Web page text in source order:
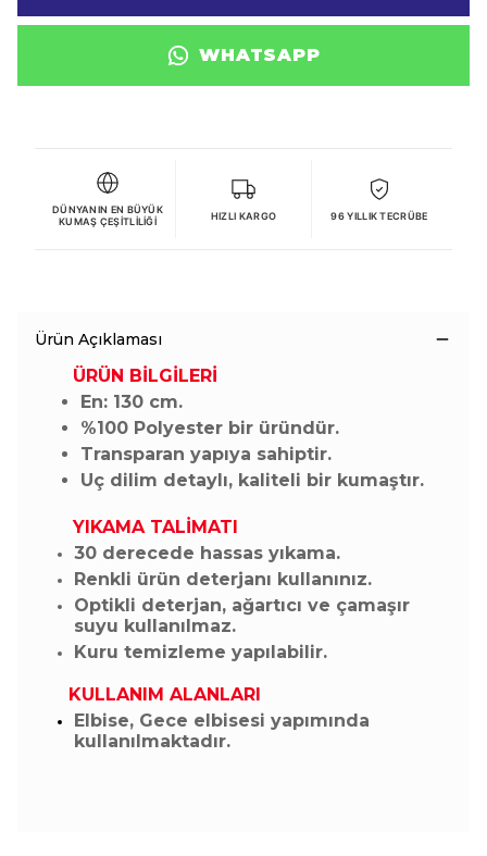
WHATSAPP
DÜNYANIN EN BÜYÜK
KUMAŞ ÇEŞITLILIĞI
HIZLI KARGO 96 YILLIK TECRÜBE
Ürün Açıklaması
ÜRÜN BİLGİLERİ
En: 130 cm.
%100 Polyester bir üründür.
Transparan yapıya sahiptir.
Uç dilim detaylı, kaliteli bir kumaştır.
YIKAMA TALİMATI
30 derecede hassas yıkama.
Renkli ürün deterjanı kullanınız.
Optikli deterjan, ağartıcı ve çamaşır
suyu kullanılmaz.
Kuru temizleme yapılabilir.
KULLANIM ALANLARI
Elbise, Gece elbisesi yapımında
kullanılmaktadır.